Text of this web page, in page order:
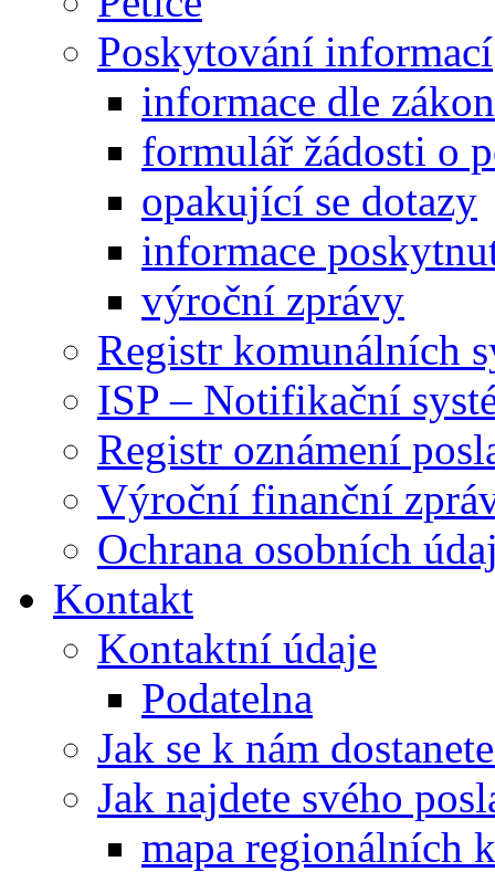
Poskytování informací
informace dle
formulář žádosti o
opakující se dotazy
informace
výroční zprávy
Registr komunálních
ISP – Notifikační
Registr oznámení
Výroční finanční
Ochrana osobních
Kontakt
Kontaktní údaje
Podatelna
Jak se k nám
Jak najdete svého
mapa regionálních